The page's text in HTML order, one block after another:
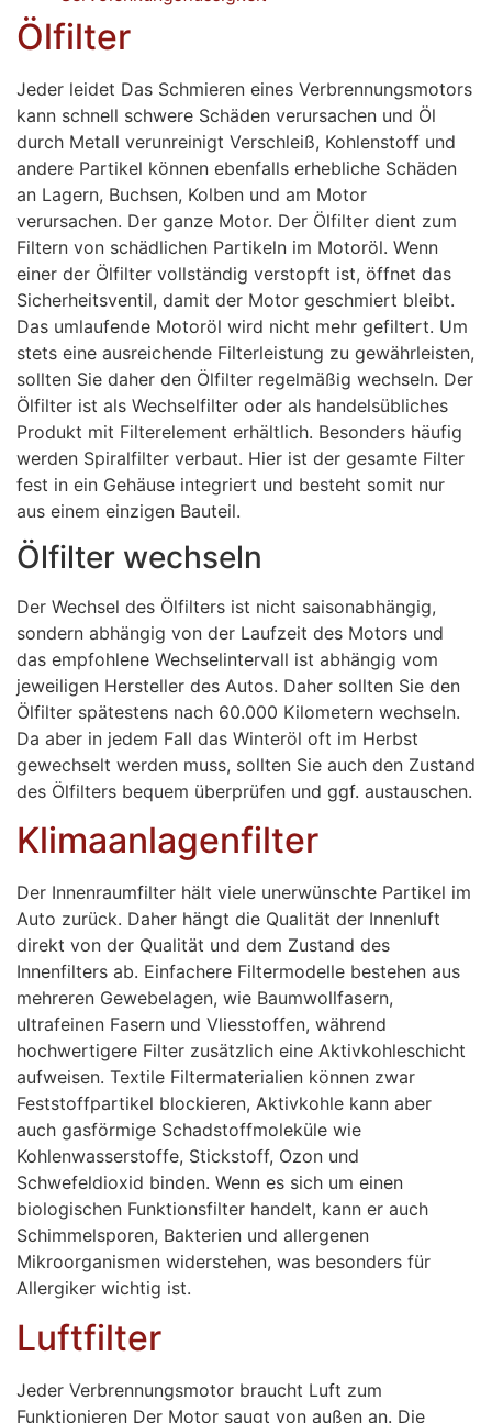
Ölfilter
Jeder leidet Das Schmieren eines Verbrennungsmotors
kann schnell schwere Schäden verursachen und Öl
durch Metall verunreinigt Verschleiß, Kohlenstoff und
andere Partikel können ebenfalls erhebliche Schäden
an Lagern, Buchsen, Kolben und am Motor
verursachen. Der ganze Motor. Der Ölfilter dient zum
Filtern von schädlichen Partikeln im Motoröl. Wenn
einer der Ölfilter vollständig verstopft ist, öffnet das
Sicherheitsventil, damit der Motor geschmiert bleibt.
Das umlaufende Motoröl wird nicht mehr gefiltert. Um
stets eine ausreichende Filterleistung zu gewährleisten,
sollten Sie daher den Ölfilter regelmäßig wechseln. Der
Ölfilter ist als Wechselfilter oder als handelsübliches
Produkt mit Filterelement erhältlich. Besonders häufig
werden Spiralfilter verbaut. Hier ist der gesamte Filter
fest in ein Gehäuse integriert und besteht somit nur
aus einem einzigen Bauteil.
Ölfilter wechseln
Der Wechsel des Ölfilters ist nicht saisonabhängig,
sondern abhängig von der Laufzeit des Motors und
das empfohlene Wechselintervall ist abhängig vom
jeweiligen Hersteller des Autos. Daher sollten Sie den
Ölfilter spätestens nach 60.000 Kilometern wechseln.
Da aber in jedem Fall das Winteröl oft im Herbst
gewechselt werden muss, sollten Sie auch den Zustand
des Ölfilters bequem überprüfen und ggf. austauschen.
Klimaanlagenfilter
Der Innenraumfilter hält viele unerwünschte Partikel im
Auto zurück. Daher hängt die Qualität der Innenluft
direkt von der Qualität und dem Zustand des
Innenfilters ab. Einfachere Filtermodelle bestehen aus
mehreren Gewebelagen, wie Baumwollfasern,
ultrafeinen Fasern und Vliesstoffen, während
hochwertigere Filter zusätzlich eine Aktivkohleschicht
aufweisen. Textile Filtermaterialien können zwar
Feststoffpartikel blockieren, Aktivkohle kann aber
auch gasförmige Schadstoffmoleküle wie
Kohlenwasserstoffe, Stickstoff, Ozon und
Schwefeldioxid binden. Wenn es sich um einen
biologischen Funktionsfilter handelt, kann er auch
Schimmelsporen, Bakterien und allergenen
Mikroorganismen widerstehen, was besonders für
Allergiker wichtig ist.
Luftfilter
Jeder Verbrennungsmotor braucht Luft zum
Funktionieren Der Motor saugt von außen an. Die